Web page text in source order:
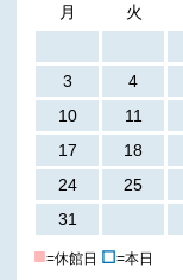
月 火
3
4
10
11
17
18
24
25
31
■=休館日 ☐=本日